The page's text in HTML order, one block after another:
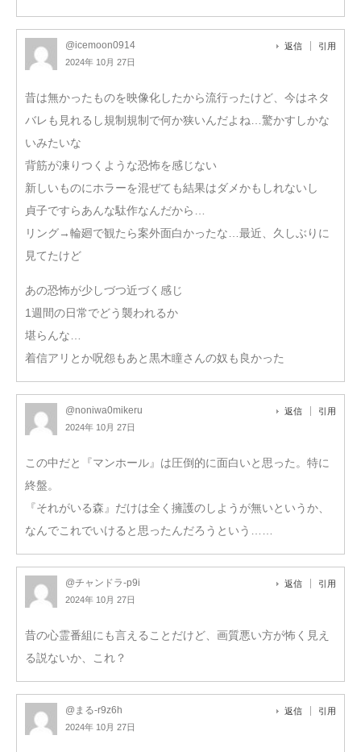
@icemoon0914
2024年 10月 27日
返信 引用
昔は無かったものを映像化したから流行ったけど、今はネタ
バレも見れるし規制規制で何か狭いんだよね…驚かすしかな
いみたいな
背筋が凍りつくような恐怖を感じない
新しいものにホラーを混ぜても結果はダメかもしれないし
貞子ですらあんな駄作なんだから…
リング→輪廻で観たら案外面白かったな…最近、久しぶりに
見てたけど
あの恐怖が少しづつ近づく感じ
1週間の日常でどう襲われるか
堪らんな…
着信アリとか呪怨もあと黒木瞳さんの奴も良かった
@noniwa0mikeru
2024年 10月 27日
返信 引用
この中だと『マンホール』は圧倒的に面白いと思った。特に
終盤。
『それがいる森』だけは全く擁護のしようが無いというか、
なんでこれでいけると思ったんだろうという……
@チャンドラ-p9i
2024年 10月 27日
返信 引用
昔の心霊番組にも言えることだけど、画質悪い方が怖く見え
る説ないか、これ？
@まる-r9z6h
2024年 10月 27日
返信 引用